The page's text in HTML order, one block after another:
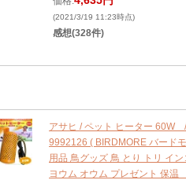
(2021/3/19 11:23時点)
感想(328件)
アサヒ / ペット ヒーター 60W /
9992126 ( BIRDMORE バード
用品 鳥グッズ 鳥 とり トリ イン
ヨウム オウム プレゼント 保